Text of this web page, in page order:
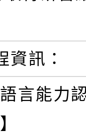
資訊：
言能力